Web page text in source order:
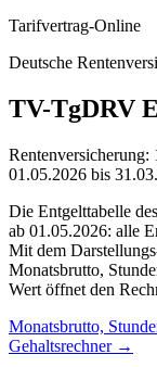
Tarifvertrag-Online
Deutsche
TV-TgDRV
01.05.2026 bis
Die Entgelttabelle
ab 01.05.2026: alle
Mit dem
Monatsbrutto,
Wert öffnet den
Monatsbrutto,
Gehaltsrechner→